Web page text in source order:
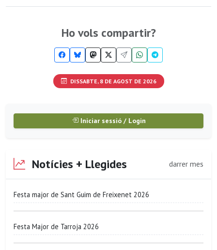
Ho vols compartir?
DISSABTE, 8 DE AGOST DE 2026
Iniciar sessió / Login
Notícies + Llegides darrer mes
Festa major de Sant Guim de Freixenet 2026
Festa Major de Tarroja 2026